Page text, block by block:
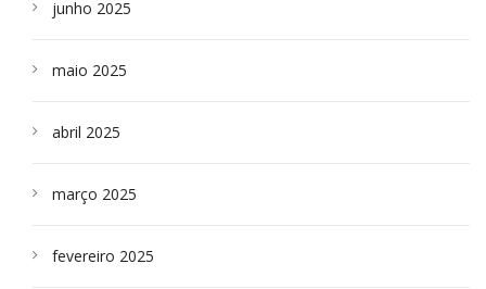
junho 2025
maio 2025
abril 2025
março 2025
fevereiro 2025